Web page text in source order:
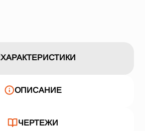
ХАРАКТЕРИСТИКИ
ОПИСАНИЕ
ЧЕРТЕЖИ